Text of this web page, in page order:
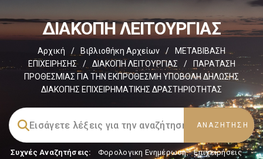
ΔΙΑΚΟΠΗ ΛΕΙΤΟΥΡΓΙΑΣ
Αρχική / Βιβλιοθήκη Αρχείων /
ΜΕΤΑΒΙΒΑΣΗ
ΕΠΙΧΕIΡΗΣΗΣ
/ ΔΙΑΚΟΠΗ ΛΕΙΤΟΥΡΓΙΑΣ /
ΠΑΡΑΤΑΣΗ
ΠΡΟΘΕΣΜΙΑΣ ΓΙΑ ΤΗΝ ΕΚΠΡΟΘΕΣΜΗ ΥΠΟΒΟΛΗ ΔΗΛΩΣΗΣ
ΔΙΑΚΟΠΗΣ ΕΠΙΧΕΙΡΗΜΑΤΙΚΗΣ ΔΡΑΣΤΗΡΙΟΤΗΤΑΣ
Συχνές Αναζητήσεις: Φορολογικη Ενημέρωση, Επιχειρήσεις